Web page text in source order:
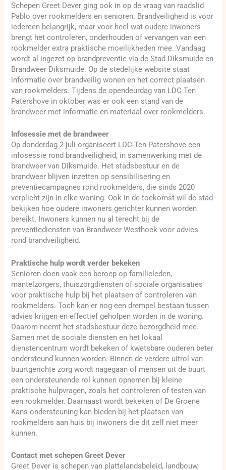
Schepen Greet Dever ging ook in op de vraag van raadslid
Pablo over rookmelders en senioren. Brandveiligheid is voor
iedereen belangrijk, maar voor heel wat oudere inwoners
brengt het controleren, onderhouden of vervangen van een
rookmelder extra praktische moeilijkheden mee. Vandaag
wordt al ingezet op brandpreventie via de Stad Diksmuide en
Brandweer Diksmuide. Op de stedelijke website staat
informatie over brandveilig wonen en het correct plaatsen
van rookmelders. Tijdens de opendeurdag van LDC Ten
Patershove in oktober was er ook een stand van de
brandweer met informatie en materiaal over rookmelders.
Infosessie met de brandweer
Op donderdag 2 juli organiseert LDC Ten Patershove een
infosessie rond brandveiligheid, in samenwerking met de
brandweer van Diksmuide. Het stadsbestuur en de
brandweer blijven inzetten op sensibilisering en
preventiecampagnes rond rookmelders, die sinds 2020
verplicht zijn in elke woning. Ook in de toekomst wil de stad
bekijken hoe oudere inwoners gerichter kunnen worden
bereikt. Inwoners kunnen nu al terecht bij de
preventiediensten van Brandweer Westhoek voor advies
rond brandveiligheid.
Praktische hulp wordt verder bekeken
Senioren doen vaak een beroep op familieleden,
mantelzorgers, thuiszorgdiensten of sociale organisaties
voor praktische hulp bij het plaatsen of controleren van
rookmelders. Toch kan er nog een drempel bestaan tussen
advies krijgen en effectief geholpen worden in de woning.
Daarom neemt het stadsbestuur deze bezorgdheid mee.
Samen met de sociale diensten en het lokaal
dienstencentrum wordt bekeken of kwetsbare ouderen beter
ondersteund kunnen worden. Binnen de verdere uitrol van
buurtgerichte zorg wordt nagegaan of mensen uit de buurt
een ondersteunende rol kunnen opnemen bij kleine
praktische hulpvragen, zoals het controleren of testen van
een rookmelder. Daarnaast wordt bekeken of De Groene
Kans ondersteuning kan bieden bij het plaatsen van
rookmelders aan huis bij inwoners die dit zelf niet meer
kunnen.
Contact met schepen Greet Dever
Greet Dever is schepen van plattelandsbeleid, landbouw,